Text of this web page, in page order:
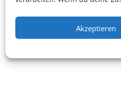
Akzeptieren